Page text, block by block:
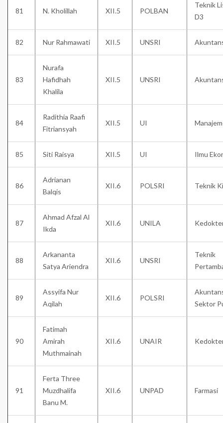
81 N. Kholillah XII.5 POLBAN
Teknik
D3
82 Nur Rahmawati XII.5 UNSRI
83
Nurafa
Hafidhah
Khalila
XII.5 UNSRI
84
Radithia Raafi
Fitriansyah
XII.5 UI
85 Siti Raisya XII.5 UI Ilmu
86
Adrianan
Balqis
XII.6 POLSRI Teknik
87
Ahmad Afzal Al
Ikda
XII.6 UNILA
88
Arkananta
Satya Ariendra
XII.6 UNSRI
Teknik
89
Assyifa Nur
Aqilah
XII.6 POLSRI
Sektor
90
Fatimah
Amirah
Muthmainah
XII.6 UNAIR
91
Ferta Three
Muzdhalifa
Banu M.
XII.6 UNPAD Farmasi